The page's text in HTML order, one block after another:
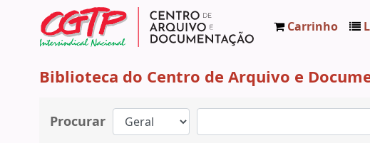
Carrinho
Biblioteca do Centro de Arquivo e
Procurar